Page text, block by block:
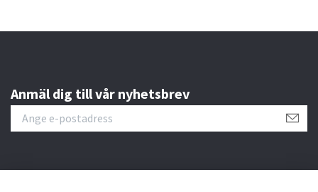
Anmäl dig till vår nyhetsbrev